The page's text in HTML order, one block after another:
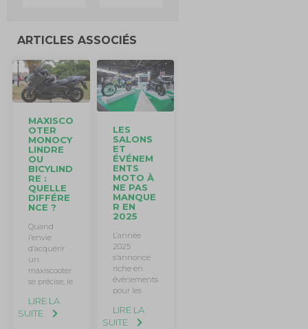
ARTICLES ASSOCIÉS
MAXISCO
OTER
MONOCY
LINDRE
OU
BICYLIND
RE :
QUELLE
DIFFÉRE
NCE ?
Quand
l’envie
d’acquérir
un
maxiscooter
se précise, le
LIRE LA
SUITE
LES
SALONS
ET
ÉVÉNEM
ENTS
MOTO À
NE PAS
MANQUE
R EN
2025
L’année
2025
s’annonce
riche en
événements
pour les
LIRE LA
SUITE